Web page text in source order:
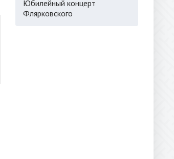
Юбилейный концерт
Флярковского